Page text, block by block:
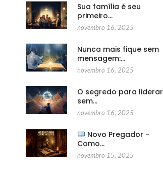
Sua família é seu
primeiro…
novembro 16, 2025
Nunca mais fique sem
mensagem:…
novembro 16, 2025
O segredo para liderar
sem…
novembro 16, 2025
Novo Pregador –
Como…
novembro 15, 2025